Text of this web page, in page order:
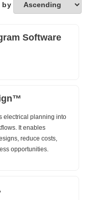
by
Software
electrical planning into
It enables
reduce costs,
opportunities.